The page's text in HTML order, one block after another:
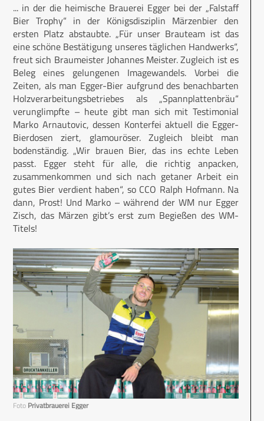
... in der die heimische Brauerei Egger bei der „Falstaff
Bier Trophy“ in der Königsdisziplin Märzenbier den
ersten Platz abstaubte. „Für unser Brauteam ist das
eine schöne Bestätigung unseres täglichen Handwerks“,
freut sich Braumeister Johannes Meister. Zugleich ist es
Beleg eines gelungenen Imagewandels. Vorbei die
Zeiten, als man Egger-Bier aufgrund des benachbarten
Holzverarbeitungsbetriebes als „Spannplattenbräu“
verunglimpfte – heute gibt man sich mit Testimonial
Marko Arnautovic, dessen Konterfei aktuell die Egger-
Bierdosen ziert, glamouröser. Zugleich bleibt man
bodenständig. „Wir brauen Bier, das ins echte Leben
passt. Egger steht für alle, die richtig anpacken,
zusammenkommen und sich nach getaner Arbeit ein
gutes Bier verdient haben“, so CCO Ralph Hofmann. Na
dann, Prost! Und Marko – während der WM nur Egger
Zisch, das Märzen gibt’s erst zum Begießen des WM-
Titels!
Foto Privatbrauerei Egger